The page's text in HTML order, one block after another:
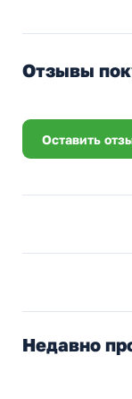
Отзывы
Оставить
Недавно